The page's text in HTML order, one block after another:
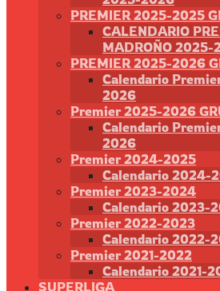
PREMIER 2025-2025
CALENDARIO
MADROÑO 2025-
PREMIER 2025-2026
Calendario
2026
Premier 2025-2026
Calendario
2026
Premier 2024-2025
Calendario 2024-
Premier 2023-2024
Calendario 2023-
Premier 2022-2023
Calendario 2022-
Premier 2021-2022
Calendario 2021-
SUPERLIGA